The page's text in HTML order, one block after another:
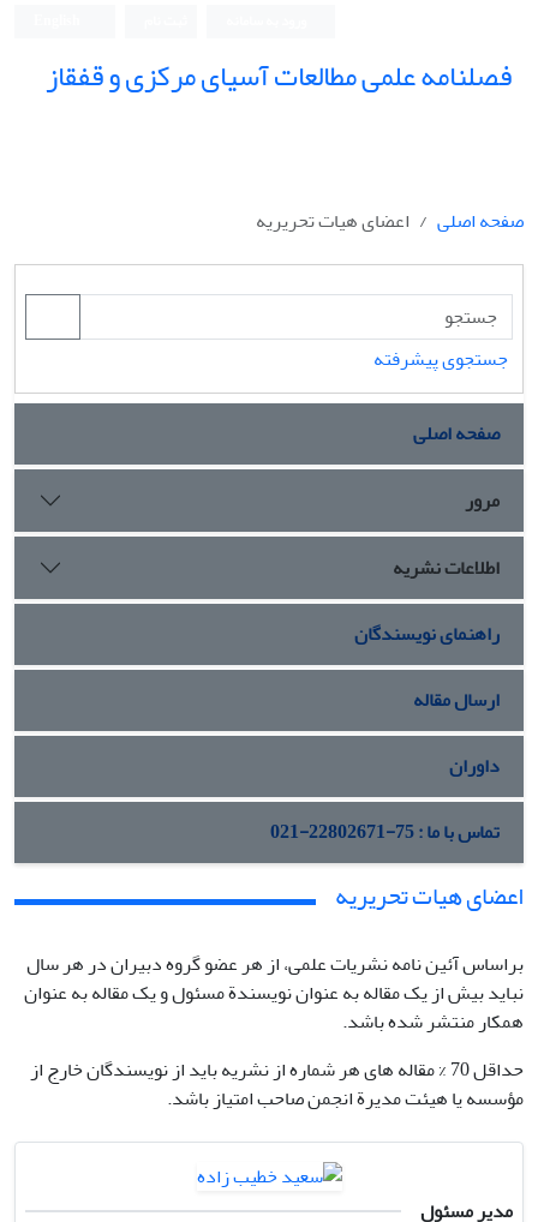
فصلنامه علمی مطالعات آسیای مرکزی و قفقاز
صفحه اصلی اعضای هیات تحریریه
جستجوی پیشرفته
صفحه اصلی
مرور
اطلاعات نشریه
راهنمای نویسندگان
ارسال مقاله
داوران
تماس با ما : 75-22802671-021
اعضای هیات تحریریه
براساس آئین نامه نشریات علمی، از هر عضو گروه دبیران در هر سال
نباید بیش از یک مقاله به‏ عنوان نویسندة مسئول و یک مقاله به‏ عنوان
همکار منتشر شده باشد.
حداقل 70 % مقاله‌ های هر شماره از نشریه باید از نویسندگان خارج از
مؤسسه یا هیئت مدیرة انجمن صاحب امتیاز باشد.
مدیر مسئول